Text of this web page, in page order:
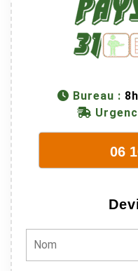
Bureau :
06